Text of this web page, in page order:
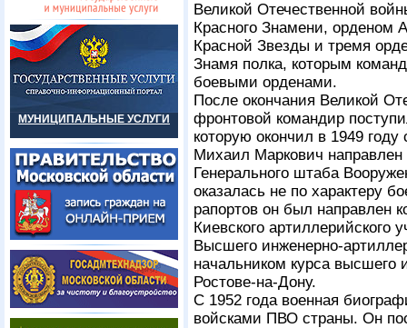
МУНИЦИПАЛЬНЫЕ УСЛУГИ
Великой Отечественной
Красного Знамени, орденом
Красной Звезды и тремя
Знамя полка, которым
боевыми орденами.
После окончания Великой
фронтовой командир
которую окончил в 1949
Михаил Маркович
Генерального штаба
оказалась не по характеру
рапортов он был направлен
Киевского артиллерийского
Высшего инженерно-
начальником курса высшего
Ростове-на-Дону.
С 1952 года военная
войсками ПВО страны. Он